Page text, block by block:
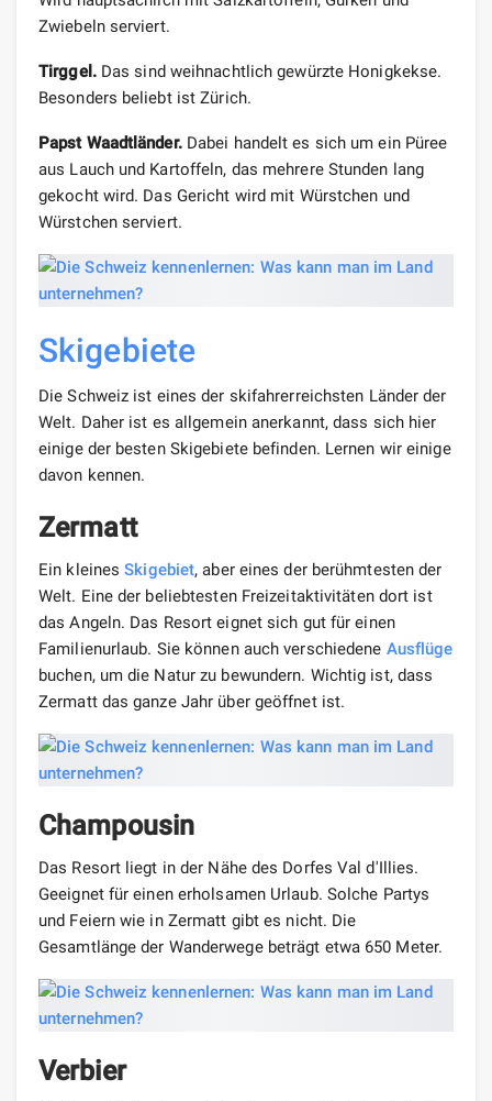
Zwiebeln serviert.
Tirggel.Das sind weihnachtlich gewürzte Honigkekse.
Besonders beliebt ist Zürich.
Papst Waadtländer.Dabei handelt es sich um ein Püree
aus Lauch und Kartoffeln, das mehrere Stunden lang
gekocht wird. Das Gericht wird mit Würstchen und
Würstchen serviert.
Skigebiete
Die Schweiz ist eines der skifahrerreichsten Länder der
Welt. Daher ist es allgemein anerkannt, dass sich hier
einige der besten Skigebiete befinden. Lernen wir einige
davon kennen.
Zermatt
Ein kleinesSkigebiet, aber eines der berühmtesten der
Welt. Eine der beliebtesten Freizeitaktivitäten dort ist
das Angeln. Das Resort eignet sich gut für einen
Familienurlaub. Sie können auch verschiedene Ausflüge
buchen, um die Natur zu bewundern. Wichtig ist, dass
Zermatt das ganze Jahr über geöffnet ist.
Champousin
Das Resort liegt in der Nähe des Dorfes Val d'Illies.
Geeignet für einen erholsamen Urlaub. Solche Partys
und Feiern wie in Zermatt gibt es nicht. Die
Gesamtlänge der Wanderwege beträgt etwa 650 Meter.
Verbier